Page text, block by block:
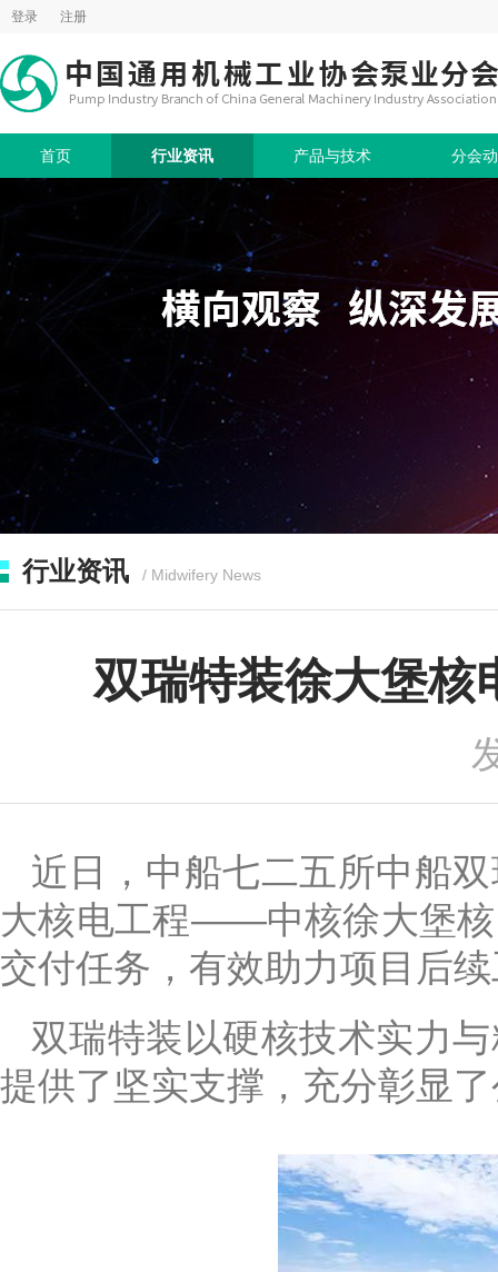
登录 注册
首页 行业资讯 产品与技术 分会
行业资讯 / Midwifery News
双瑞特装徐大堡核
近日，中船七二五所中船
大核电工程——中核徐大堡核
交付任务，有效助力项目后
双瑞特装以硬核技术实力
提供了坚实支撑，充分彰显